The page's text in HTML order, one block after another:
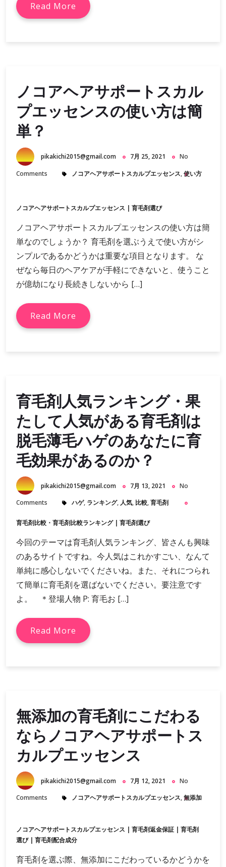
Read More
ノコアヘアサポートスカル
プエッセンスの使い方は簡
単？
pikakichi2015@gmail.com 7月 25, 2021
No
Comments
ノコアヘアサポートスカルプエッセンス,使い方
ノコアヘアサポートスカルプエッセンス | 育毛剤選び
ノコアヘアサポートスカルプエッセンスの使い方は簡
単なのでしょうか？ 育毛剤を選ぶうえで使い方がシ
ンプルであるかどうかは重要な項目となります。 な
ぜなら毎日のヘアケアが手軽にできないと、使うこと
が億劫になり長続きしないから […]
Read More
育毛剤人気ランキング・果
たして人気がある育毛剤は
脱毛薄毛ハゲのあなたに育
毛効果があるのか？
pikakichi2015@gmail.com 7月 13, 2021
No
Comments
ハゲ, ランキング, 人気, 比較,育毛剤
育毛剤比較・育毛剤比較ランキング| 育毛剤選び
今回のテーマは育毛剤人気ランキング、皆さんも興味
のあるサイトですね。今人気はこれかすごい、なんて
単純に感心しないでくださいね。また、それにつられ
て簡単に育毛剤を選ばないでください。要注意です
よ。 ＊登場人物 P: 育毛お […]
Read More
無添加の育毛剤にこだわる
ならノコアヘアサポートス
カルプエッセンス
pikakichi2015@gmail.com 7月 12, 2021
No
Comments
ノコアヘアサポートスカルプエッセンス,無添加
ノコアヘアサポートスカルプエッセンス | 育毛剤返金保証 | 育毛剤
選び| 育毛剤配合成分
育毛剤を選ぶ際、無添加にこだわっているかどうかを